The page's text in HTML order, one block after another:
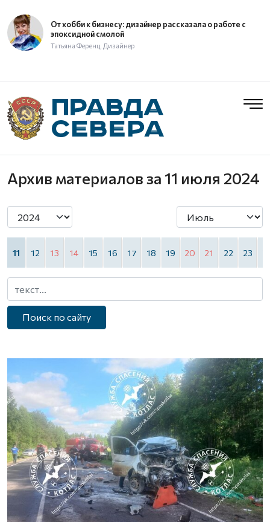
От хобби к бизнесу: дизайнер рассказала о работе с
эпоксидной смолой
Татьяна Ференц, Дизайнер
Архив материаловза 11 июля 2024
11 12 13 14 15 16 17 18 19 20 21 22 23
Поиск по сайту